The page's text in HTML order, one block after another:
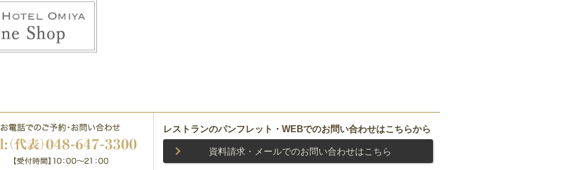
レストランのパンフレット・WEBでのお問い合わせはこちらから
資料請求・メールでのお問い合わせはこちら